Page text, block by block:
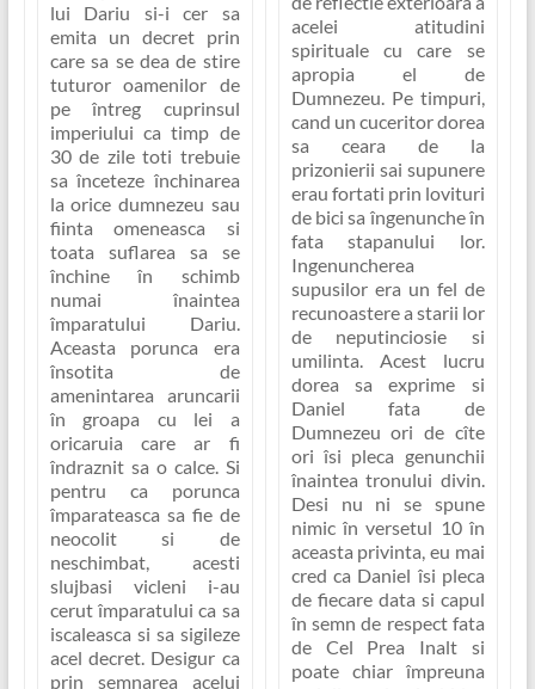
lui Dariu si-i cer sa
emita un decret prin
care sa se dea de stire
tuturor oamenilor de
pe întreg cuprinsul
imperiului ca timp de
30 de zile toti trebuie
sa înceteze închinarea
la orice dumnezeu sau
fiinta omeneasca si
toata suflarea sa se
închine în schimb
numai înaintea
împaratului Dariu.
Aceasta porunca era
însotita de
amenintarea aruncarii
în groapa cu lei a
oricaruia care ar fi
îndraznit sa o calce. Si
pentru ca porunca
împarateasca sa fie de
neocolit si de
neschimbat, acesti
slujbasi vicleni i-au
cerut împaratului ca sa
iscaleasca si sa sigileze
acel decret. Desigur ca
prin semnarea acelui
acelei atitudini
spirituale cu care se
apropia el de
Dumnezeu. Pe timpuri,
cand un cuceritor dorea
sa ceara de la
prizonierii sai supunere
erau fortati prin lovituri
de bici sa îngenunche în
fata stapanului lor.
Ingenuncherea
supusilor era un fel de
recunoastere a starii lor
de neputinciosie si
umilinta. Acest lucru
dorea sa exprime si
Daniel fata de
Dumnezeu ori de cîte
ori îsi pleca genunchii
înaintea tronului divin.
Desi nu ni se spune
nimic în versetul 10 în
aceasta privinta, eu mai
cred ca Daniel îsi pleca
de fiecare data si capul
în semn de respect fata
de Cel Prea Inalt si
poate chiar împreuna